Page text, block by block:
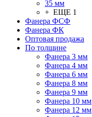
35 мм
+ ЕЩЕ 1
Фанера ФСФ
Фанера ФК
Оптовая продажа
По толщине
Фанера 3 мм
Фанера 4 мм
Фанера 6 мм
Фанера 8 мм
Фанера 9 мм
Фанера 10 мм
Фанера 12 мм